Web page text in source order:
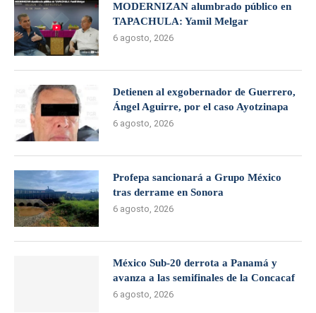
MODERNIZAN alumbrado público en
TAPACHULA: Yamil Melgar
6 agosto, 2026
Detienen al exgobernador de Guerrero,
Ángel Aguirre, por el caso Ayotzinapa
6 agosto, 2026
Profepa sancionará a Grupo México
tras derrame en Sonora
6 agosto, 2026
México Sub-20 derrota a Panamá y
avanza a las semifinales de la Concacaf
6 agosto, 2026